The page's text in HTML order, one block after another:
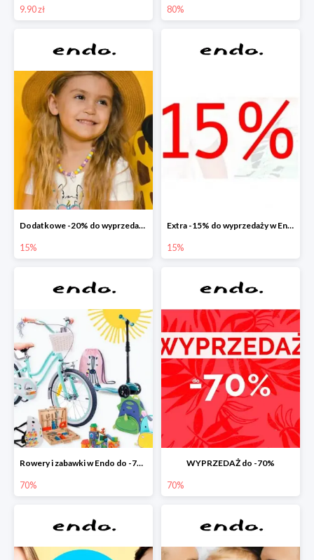
9.90 zł 80%
Dodatkowe -20% do wyprzedaży w Endo
15%
Extra -15% do wyprzedaży w Endo
15%
Rowery i zabawki w Endo do -70%
70%
WYPRZEDAŻ do -70%
70%